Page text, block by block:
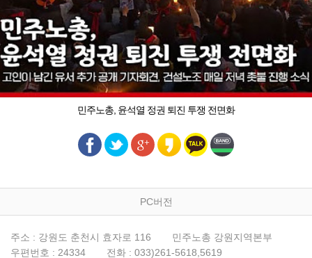
민주노총, 윤석열 정권 퇴진 투쟁 전면화
PC버전
주소 : 강원도 춘천시 효자로 116
민주노총 강원지역본부
우편번호 : 24334
전화 : 033)261-5618,5619